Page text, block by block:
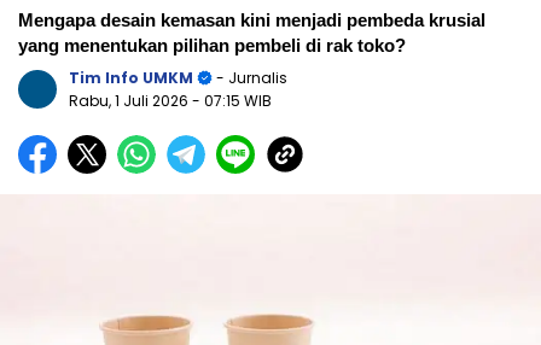
Mengapa desain kemasan kini menjadi pembeda krusial
yang menentukan pilihan pembeli di rak toko?
Tim Info UMKM
- Jurnalis
Rabu, 1 Juli 2026 - 07:15 WIB